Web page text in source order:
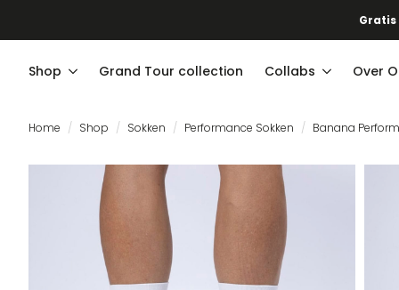
Gratis
Shop Grand Tour collection Collabs Over
Home Shop Sokken Performance Sokken Banana